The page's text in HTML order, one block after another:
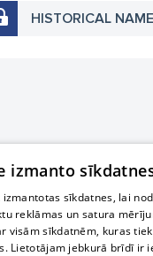
HISTORICAL
izmanto
sīkdatnes, lai
reklāmas un satura
visām sīkdatnēm, kuras
Lietotājam jebkurā brīdī ir